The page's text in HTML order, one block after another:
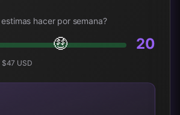
hacer por semana?
🤑 20
$47 USD